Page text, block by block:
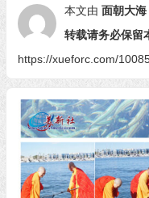
本文由 面朝大海
转载请务必保留
https://xueforc.com/